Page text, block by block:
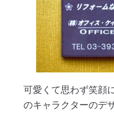
可愛くて思わず笑顔
のキャラクターのデ